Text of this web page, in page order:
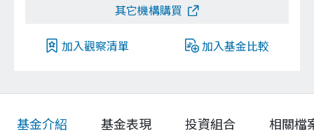
其它機構購買
加入觀察清單 加入基金比較
基金介紹 基金表現 投資組合 相關檔